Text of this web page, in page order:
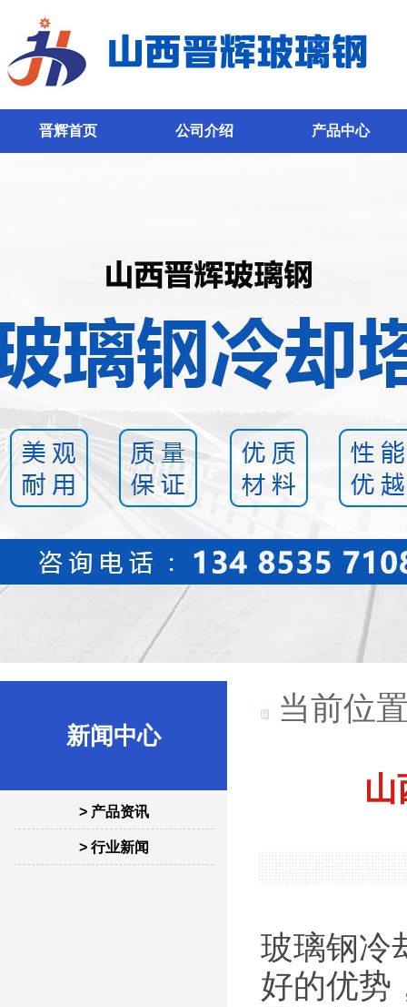
晋辉首页 公司介绍 产品中心
新闻中心
> 产品资讯
> 行业新闻
当前位
山
玻璃钢冷
好的优势